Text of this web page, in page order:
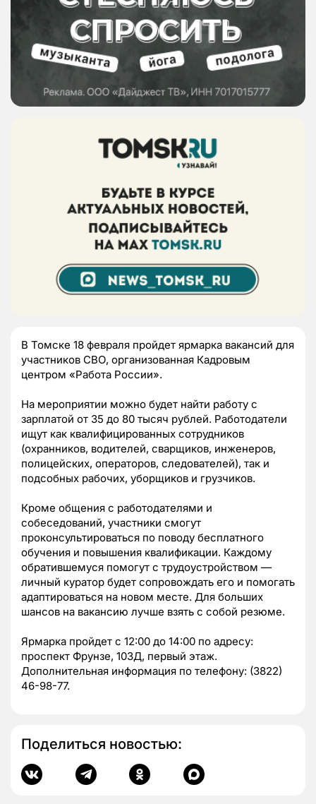
В Томске 18 февраля пройдет ярмарка вакансий для
участников СВО, организованная Кадровым
центром «Работа России».
На мероприятии можно будет найти работу с
зарплатой от 35 до 80 тысяч рублей. Работодатели
ищут как квалифицированных сотрудников
(охранников, водителей, сварщиков, инженеров,
полицейских, операторов, следователей), так и
подсобных рабочих, уборщиков и грузчиков.
Кроме общения с работодателями и
собеседований, участники смогут
проконсультироваться по поводу бесплатного
обучения и повышения квалификации. Каждому
обратившемуся помогут с трудоустройством —
личный куратор будет сопровождать его и помогать
адаптироваться на новом месте. Для больших
шансов на вакансию лучше взять с собой резюме.
Ярмарка пройдет с 12:00 до 14:00 по адресу:
проспект Фрунзе, 103Д, первый этаж.
Дополнительная информация по телефону: (3822)
46-98-77.
Поделиться новостью: